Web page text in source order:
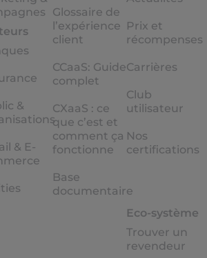
&
& E-
Glossaire de
l’expérience
client
CCaaS: Guide
complet
CXaaS : ce
que c’est et
comment ça
fonctionne
Base
documentaire
Prix et
récompenses
Carrières
Club
utilisateur
Nos
certifications
Eco-système
Trouver un
revendeur